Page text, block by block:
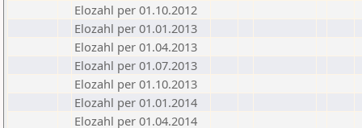
Elozahl per 01.10.2012
Elozahl per 01.01.2013
Elozahl per 01.04.2013
Elozahl per 01.07.2013
Elozahl per 01.10.2013
Elozahl per 01.01.2014
Elozahl per 01.04.2014